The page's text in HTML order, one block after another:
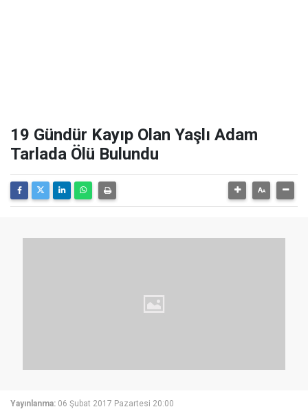
19 Gündür Kayıp Olan Yaşlı Adam
Tarlada Ölü Bulundu
Yayınlanma: 06 Şubat 2017 Pazartesi 20:00